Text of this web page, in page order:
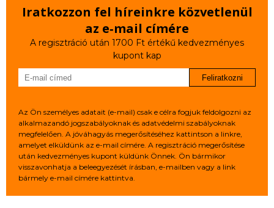
Iratkozzon fel híreinkre közvetlenül
az e‑mail címére
A regisztráció után 1700 Ft értékű kedvezményes
kupont kap
Feliratkozni
Az Ön személyes adatait (e-mail) csak e célra fogjuk feldolgozni az
alkalmazandó jogszabályoknak és adatvédelmi szabályoknak
megfelelően. A jóváhagyás megerősítéséhez kattintson a linkre,
amelyet elküldünk az e-mail címére. A regisztráció megerősítése
után kedvezményes kupont küldünk Önnek. Ön bármikor
visszavonhatja a beleegyezését írásban, e-mailben vagy a link
bármely e-mail címére kattintva.